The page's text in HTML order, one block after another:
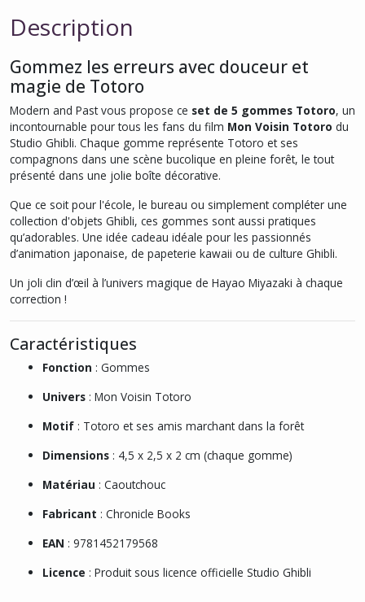
Description
Gommez les erreurs avec douceur et
magie de Totoro
Modern and Past vous propose ce set de 5 gommes Totoro, un
incontournable pour tous les fans du film Mon Voisin Totoro du
Studio Ghibli. Chaque gomme représente Totoro et ses
compagnons dans une scène bucolique en pleine forêt, le tout
présenté dans une jolie boîte décorative.
Que ce soit pour l'école, le bureau ou simplement compléter une
collection d'objets Ghibli, ces gommes sont aussi pratiques
qu’adorables. Une idée cadeau idéale pour les passionnés
d’animation japonaise, de papeterie kawaii ou de culture Ghibli.
Un joli clin d’œil à l’univers magique de Hayao Miyazaki à chaque
correction !
Caractéristiques
Fonction : Gommes
Univers : Mon Voisin Totoro
Motif : Totoro et ses amis marchant dans la forêt
Dimensions : 4,5 x 2,5 x 2 cm (chaque gomme)
Matériau : Caoutchouc
Fabricant : Chronicle Books
EAN : 9781452179568
Licence : Produit sous licence officielle Studio Ghibli